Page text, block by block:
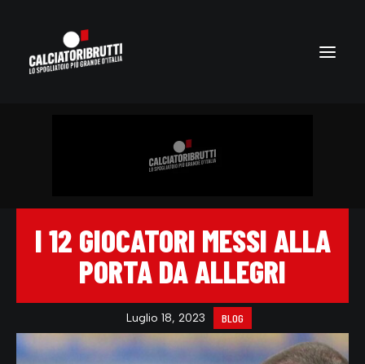
I 12 GIOCATORI MESSI ALLA
PORTA DA ALLEGRI
Luglio 18, 2023 BLOG